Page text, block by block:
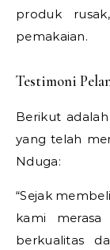
produk
pemakaian.
Testimoni
Berikut
yang telah
Nduga:
“Sejak
kami
berkualitas